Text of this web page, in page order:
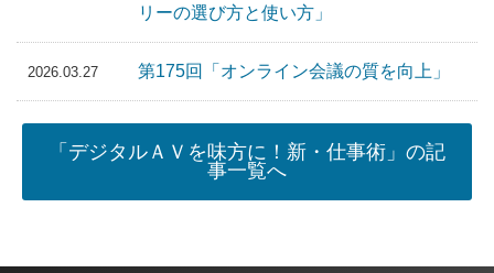
リーの選び方と使い方」
2026.03.27 第175回「オンライン会議の質を向上」
「デジタルＡＶを味方に！新・仕事術」の記
事一覧へ